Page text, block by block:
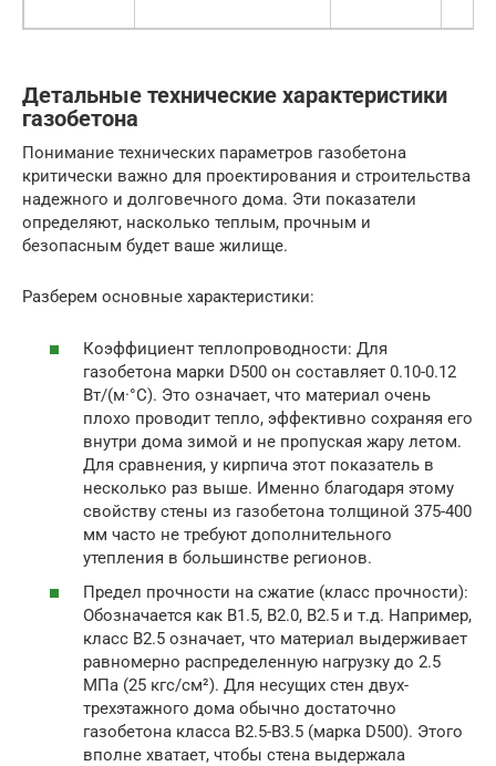
Детальные технические характеристики
газобетона
Понимание технических параметров газобетона
критически важно для проектирования и строительства
надежного и долговечного дома. Эти показатели
определяют, насколько теплым, прочным и
безопасным будет ваше жилище.
Разберем основные характеристики:
Коэффициент теплопроводности: Для
газобетона марки D500 он составляет 0.10-0.12
Вт/(м·°С). Это означает, что материал очень
плохо проводит тепло, эффективно сохраняя его
внутри дома зимой и не пропуская жару летом.
Для сравнения, у кирпича этот показатель в
несколько раз выше. Именно благодаря этому
свойству стены из газобетона толщиной 375-400
мм часто не требуют дополнительного
утепления в большинстве регионов.
Предел прочности на сжатие (класс прочности):
Обозначается как В1.5, В2.0, В2.5 и т.д. Например,
класс В2.5 означает, что материал выдерживает
равномерно распределенную нагрузку до 2.5
МПа (25 кгс/см²). Для несущих стен двух-
трехэтажного дома обычно достаточно
газобетона класса В2.5-В3.5 (марка D500). Этого
вполне хватает, чтобы стена выдержала